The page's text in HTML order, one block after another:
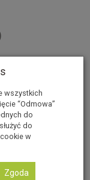
wszystkich
“Odmowa”
do
do
w
Zgoda